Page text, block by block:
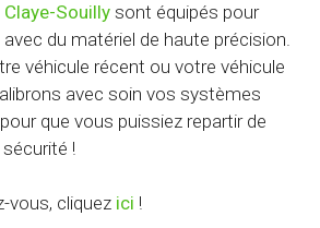
Claye-Souilly sont équipés pour
du matériel de haute précision.
véhicule récent ou votre véhicule
avec soin vos systèmes
que vous puissiez repartir de
!
vous, cliquez ici !